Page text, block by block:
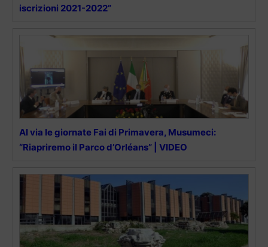
iscrizioni 2021-2022”
Al via le giornate Fai di Primavera, Musumeci:
“Riapriremo il Parco d’Orléans” | VIDEO